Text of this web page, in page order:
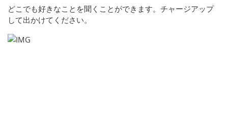
どこでも好きなことを聞くことができます。チャージアップ
して出かけてください。